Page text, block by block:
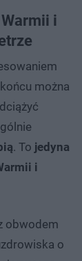
i
można
. To jedyna
i
obwodem
o